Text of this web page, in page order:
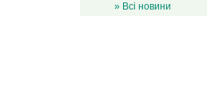
» Всі новини